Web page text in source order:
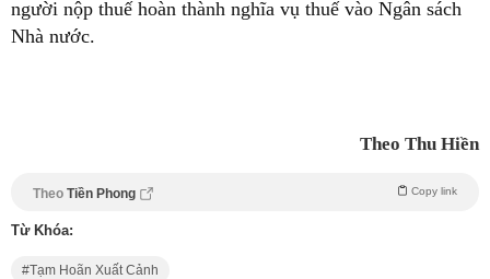
người nộp thuế hoàn thành nghĩa vụ thuế vào Ngân sách
Nhà nước.
Theo Thu Hiền
Theo Tiền Phong Copy link
Từ Khóa:
Tạm Hoãn Xuất Cảnh